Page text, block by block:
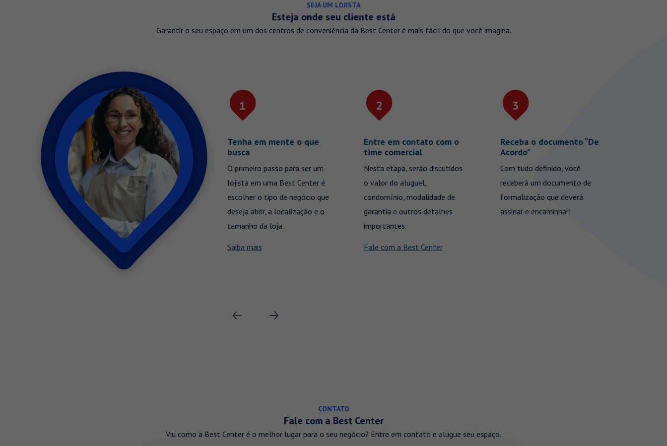
SEJA UM LOJISTA
Esteja onde seu cliente está
Garantir o seu espaço em um dos centros de conveniência da Best Center é mais fácil do que você imagina.
1
Tenha em mente o que
busca
O primeiro passo para ser um
lojista em uma Best Center é
escolher o tipo de negócio que
deseja abrir, a localização e o
tamanho da loja.
Saiba mais
2
Entre em contato com o
time comercial
Nesta etapa, serão discutidos
o valor do aluguel,
condomínio, modalidade de
garantia e outros detalhes
importantes.
Fale com a Best Center
3
Receba o documento “De
Acordo”
Com tudo definido, você
receberá um documento de
formalização que deverá
assinar e encaminhar!
CONTATO
Fale com a Best Center
Viu como a Best Center é o melhor lugar para o seu negócio? Entre em contato e alugue seu espaço.